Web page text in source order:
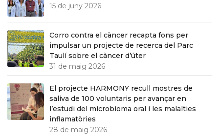
15 de juny 2026
Corro contra el càncer recapta fons per
impulsar un projecte de recerca del Parc
Taulí sobre el càncer d’úter
31 de maig 2026
El projecte HARMONY recull mostres de
saliva de 100 voluntaris per avançar en
l’estudi del microbioma oral i les malalties
inflamatòries
28 de maig 2026